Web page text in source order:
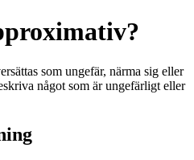
som ungefär, närma sig eller
något som är ungefärligt eller